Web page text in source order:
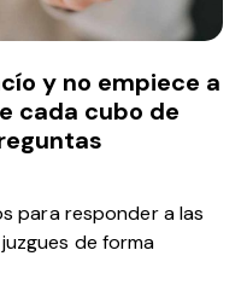
y no empiece a
cada cubo de
para responder a las
de forma